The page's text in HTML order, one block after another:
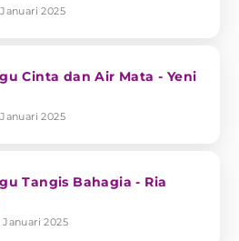
Januari 2025
Cinta dan Air Mata - Yeni
Januari 2025
Tangis Bahagia - Ria
Januari 2025